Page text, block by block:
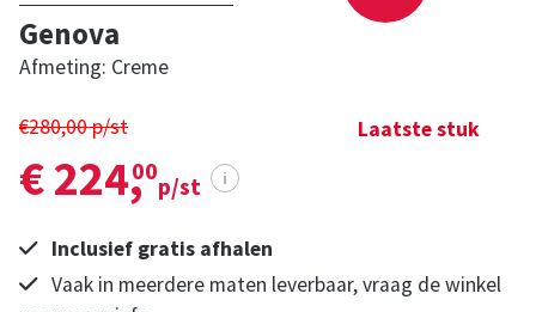
Genova
Afmeting: Creme
€280,00 p/st
€ 224,
00
p/st i
Laatste stuk
Inclusief gratis afhalen
Vaak in meerdere maten leverbaar, vraag de winkel